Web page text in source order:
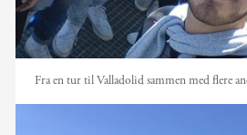
Fra en tur til Valladolid sammen med flere